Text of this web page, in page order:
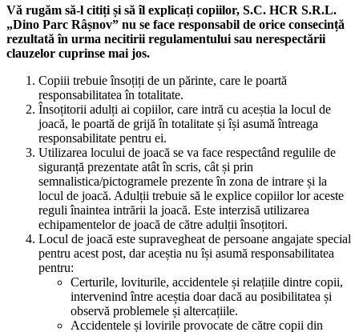
Vă rugăm să-l citiți și să îl explicați copiilor, S.C. HCR S.R.L.
„Dino Parc Râșnov” nu se face responsabil de orice consecință
rezultată în urma necitirii regulamentului sau nerespectării
clauzelor cuprinse mai jos.
Copiii trebuie însoțiți de un părinte, care le poartă
responsabilitatea în totalitate.
Însoțitorii adulți ai copiilor, care intră cu aceștia la locul de
joacă, le poartă de grijă în totalitate și își asumă întreaga
responsabilitate pentru ei.
Utilizarea locului de joacă se va face respectând regulile de
siguranță prezentate atât în scris, cât și prin
semnalistica/pictogramele prezente în zona de intrare și la
locul de joacă. Adulții trebuie să le explice copiilor lor aceste
reguli înaintea intrării la joacă. Este interzisă utilizarea
echipamentelor de joacă de către adulții însoțitori.
Locul de joacă este supravegheat de persoane angajate special
pentru acest post, dar aceștia nu își asumă responsabilitatea
pentru:
Certurile, loviturile, accidentele și relațiile dintre copii,
intervenind între aceștia doar dacă au posibilitatea și
observă problemele și altercațiile.
Accidentele și lovirile provocate de către copii din